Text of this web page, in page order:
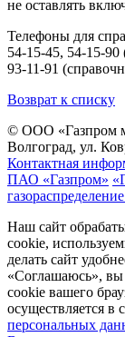
не оставлять
Телефоны для
54-15-45, 54-15-90
93-11-91
Возврат к списку
© ООО «Газпром
Волгоград, ул.
Контактная
ПАО «Газпром»
Наш сайт
cookie,
делать сайт
«Соглашаюсь», вы
cookie вашего
осуществляется в
персональных